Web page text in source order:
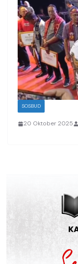
SOSBUD
20 Oktober 2025